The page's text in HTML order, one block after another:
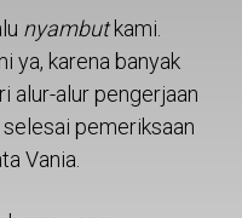
nyambutkami.
ya, karena banyak
alur-alur pengerjaan
pemeriksaan
Vania.